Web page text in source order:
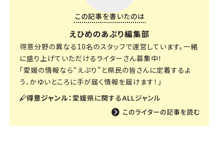
この記事を書いたのは
えひめのあぷり編集部
得意分野の異なる10名のスタッフで運営しています。一緒
に盛り上げていただけるライターさん募集中！
「愛媛の情報なら“えぷり”と県民の皆さんに定着するよ
う、かゆいところに手が届く情報を届けます！」
得意ジャンル： 愛媛県に関するALLジャンル